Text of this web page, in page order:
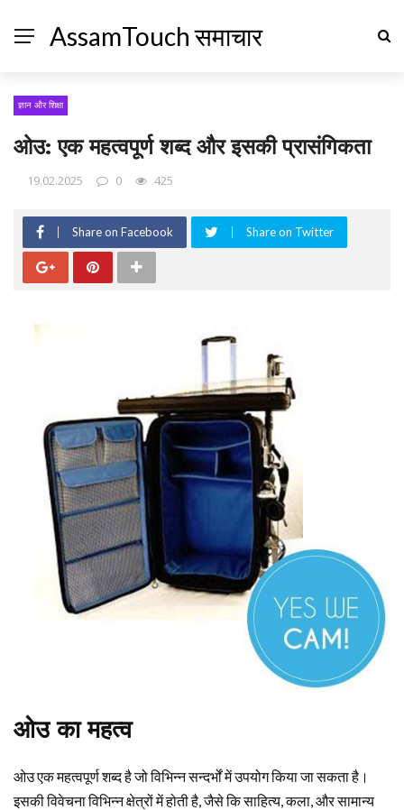
AssamTouch समाचार
ज्ञान और शिक्षा
ओउ: एक महत्वपूर्ण शब्द और इसकी प्रासंगिकता
19.02.2025 0 425
Share on Facebook Share on Twitter
ओउ का महत्व
ओउ एक महत्वपूर्ण शब्द है जो विभिन्न सन्दर्भों में उपयोग किया जा सकता है।
इसकी विवेचना विभिन्न क्षेत्रों में होती है, जैसे कि साहित्य, कला, और सामान्य